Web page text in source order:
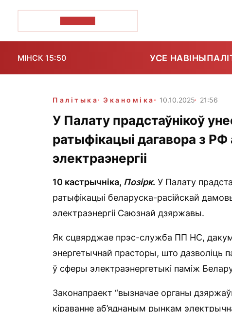
МІНСК 15:50 УСЕ НАВІНЫ
Палітыка Эканоміка 10.10.2025 21:56
У Палату прадстаўнікоў
ратыфікацыі дагавора з
электраэнергіі
10 кастрычніка, Позірк. У Палату
ратыфікацыі беларуска-расійскай
электраэнергіі Саюзнай дзяржавы.
Як сцвярджае прэс-служба ПП НС,
энергетычнай прасторы, што
ў сферы электраэнергетыкі паміж
Законапраект “вызначае органы
кіраванне аб’яднаным рынкам